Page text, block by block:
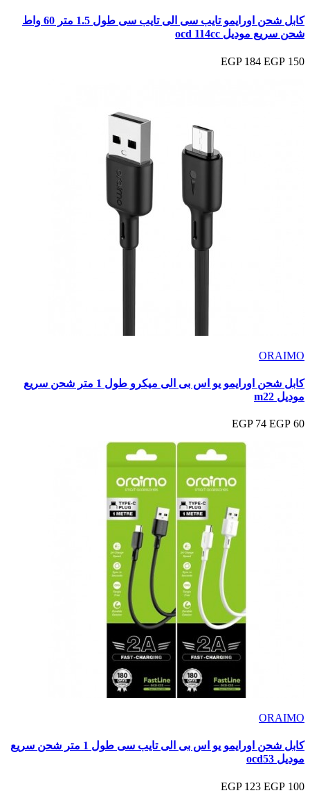
كابل شحن اورايمو تايب سى الى تايب سى طول 1.5 متر 60 واط
شحن سريع موديل ocd 114cc
150 EGP
184 EGP
ORAIMO
كابل شحن اورايمو يو اس بى الى ميكرو طول 1 متر شحن سريع
موديل m22
60 EGP
74 EGP
ORAIMO
كابل شحن اورايمو يو اس بى الى تايب سى طول 1 متر شحن سريع
موديل ocd53
100 EGP
123 EGP